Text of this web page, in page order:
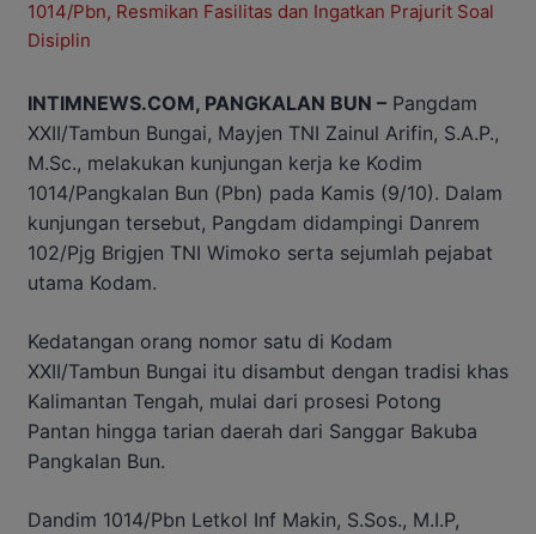
INTIMNEWS.COM, PANGKALAN BUN – Pangdam
XXII/Tambun Bungai, Mayjen TNI Zainul Arifin, S.A.P.,
M.Sc., melakukan kunjungan kerja ke Kodim
1014/Pangkalan Bun (Pbn) pada Kamis (9/10). Dalam
kunjungan tersebut, Pangdam didampingi Danrem
102/Pjg Brigjen TNI Wimoko serta sejumlah pejabat
utama Kodam.
Kedatangan orang nomor satu di Kodam
XXII/Tambun Bungai itu disambut dengan tradisi khas
Kalimantan Tengah, mulai dari prosesi Potong
Pantan hingga tarian daerah dari Sanggar Bakuba
Pangkalan Bun.
Dandim 1014/Pbn Letkol Inf Makin, S.Sos., M.I.P,